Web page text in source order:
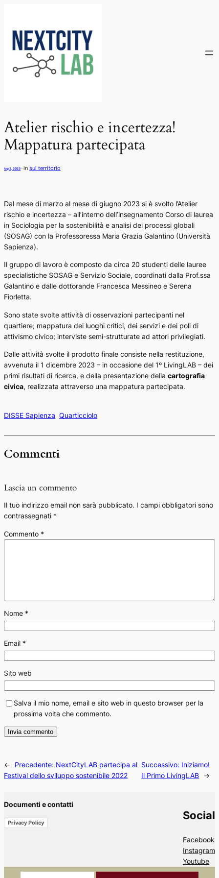
contenuto
Atelier rischio e incertezza!
Mappatura partecipata
lug 3, 2023—in sul territorio
Dal mese di marzo al mese di giugno 2023 si è svolto l’Atelier
rischio e incertezza – all’interno dell’insegnamento Corso di laurea
in Sociologia per la sostenibilità e analisi dei processi globali
(SOSAG) con la Professoressa Maria Grazia Galantino (Università
Sapienza).
Il gruppo di lavoro è composto da circa 20 studenti delle lauree
specialistiche SOSAG e Servizio Sociale, coordinati dalla Prof.ssa
Galantino e dalle dottorande Francesca Messineo e Serena
Fiorletta.
Sono state svolte attività di osservazioni partecipanti nel
quartiere; mappatura dei luoghi critici, dei servizi e dei poli di
attivismo civico; interviste semi-strutturate ad attori privilegiati.
Dalle attività svolte il prodotto finale consiste nella restituzione,
avvenuta il 1 dicembre 2023 – in occasione del 1º LivingLAB – dei
primi risultati di ricerca, e della presentazione della cartografia
civica, realizzata attraverso una mappatura partecipata.
DISSE Sapienza Quarticciolo
Commenti
Lascia un commento
Il tuo indirizzo email non sarà pubblicato. I campi obbligatori sono
contrassegnati *
Commento *
Nome *
Email *
Sito web
Salva il mio nome, email e sito web in questo browser per la
prossima volta che commento.
← Precedente: NextCityLAB partecipa al
Festival dello sviluppo sostenibile 2022
Successivo: Iniziamo!
Il Primo LivingLAB →
Documenti e contatti
Privacy Policy
Social
Facebook
Instagram
Youtube